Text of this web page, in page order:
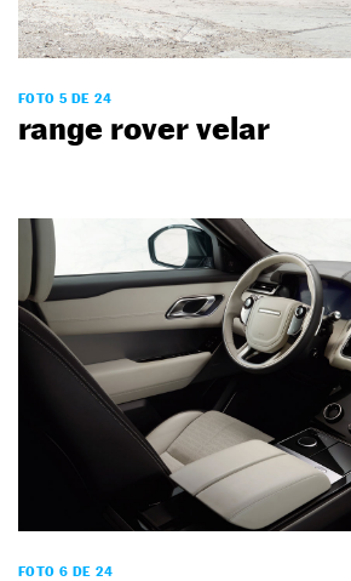
FOTO 5 DE 24
range rover velar
FOTO 6 DE 24